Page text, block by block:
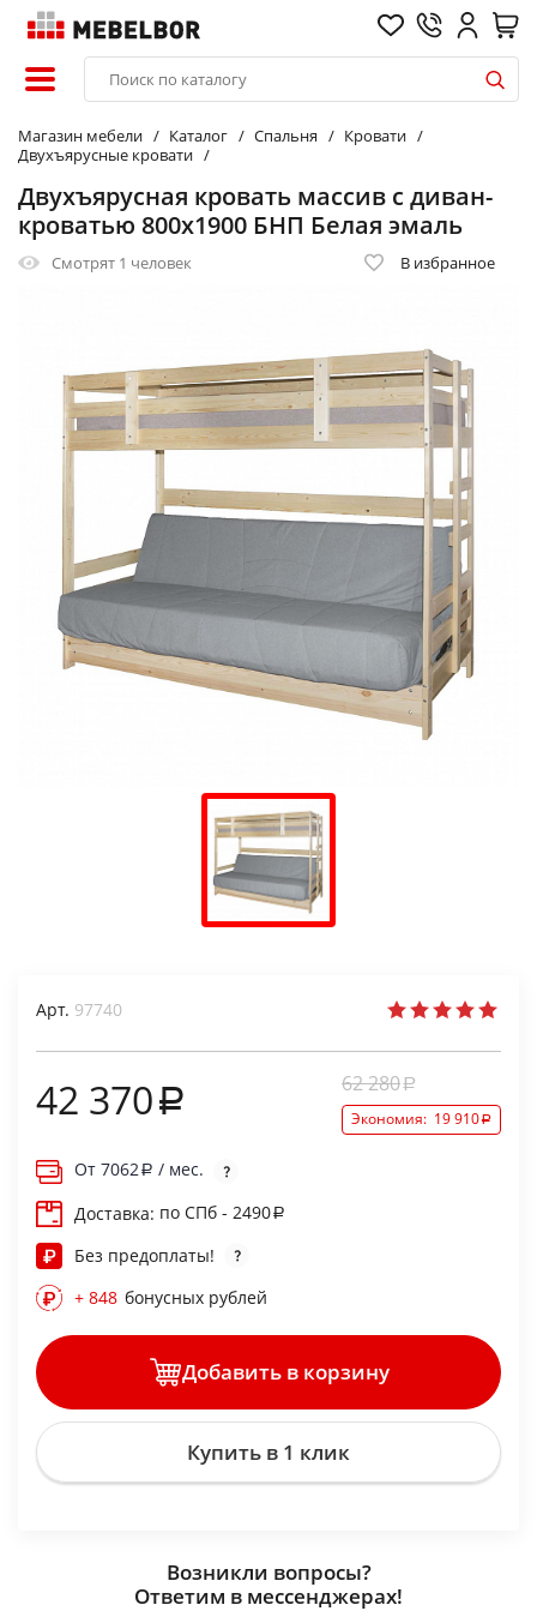
Магазин мебели Каталог Спальня
Кровати
Двухъярусные кровати
Двухъярусная кровать массив с диван-
кроватью 800х1900 БНП Белая эмаль
Смотрят 1 человек В избранное
Арт. 97740
42 370 62 280
Экономия: 19 910
От 7062
/ мес.
Доставка: по СПб - 2490
Без предоплаты!
+ 848 бонусных рублей
Добавить в корзину
Купить в 1 клик
Возникли вопросы?
Ответим в мессенджерах!